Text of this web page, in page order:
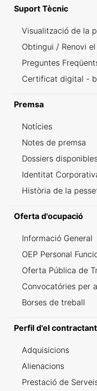
Suport Tècnic
Visualització de la
Obtingui / Renovi
Preguntes
Certificat digital -
Premsa
Notícies
Notes de premsa
Dossiers
Identitat
Història de la
Oferta d'ocupació
Informació General
OEP Personal
Oferta Pública de
Convocatóries per
Borses de treball
Perfil d'el contractant
Adquisicions
Alienacions
Prestació de